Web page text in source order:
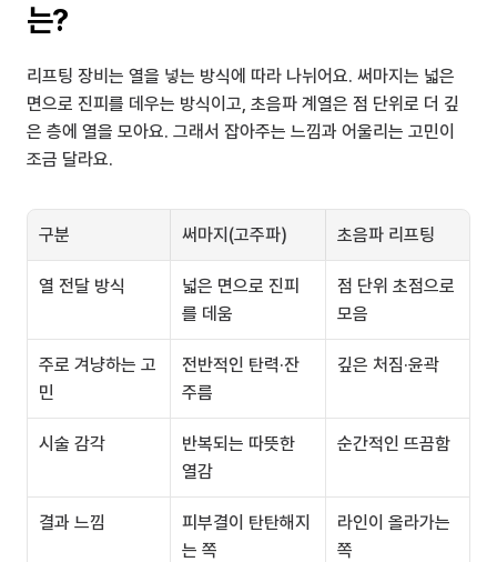
는?
리프팅 장비는 열을 넣는 방식에 따라 나뉘어요. 써마지는 넓은
면으로 진피를 데우는 방식이고, 초음파 계열은 점 단위로 더 깊
은 층에 열을 모아요. 그래서 잡아주는 느낌과 어울리는 고민이
조금 달라요.
구분 써마지(고주파) 초음파 리프팅
열 전달 방식
넓은 면으로 진피
를 데움
점 단위 초점으로
모음
주로 겨냥하는 고
민
전반적인 탄력·잔
주름
깊은 처짐·윤곽
시술 감각
반복되는 따뜻한
열감
순간적인 뜨끔함
결과 느낌
피부결이 탄탄해지
는 쪽
라인이 올라가는
쪽